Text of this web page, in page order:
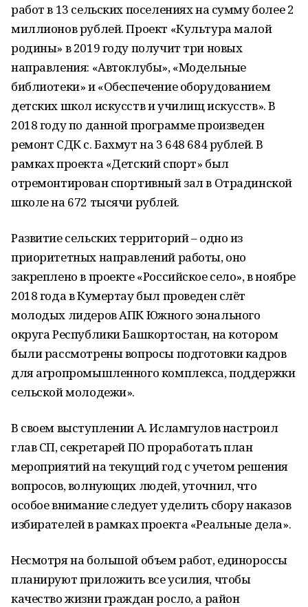
работ в 13 сельских поселениях на сумму более 2
миллионов рублей. Проект «Культура малой
родины» в 2019 году получит три новых
направления: «Автоклубы», «Модельные
библиотеки» и «Обеспечение оборудованием
детских школ искусств и училищ искусств». В
2018 году по данной программе произведен
ремонт СДК с. Бахмут на 3 648 684 рублей. В
рамках проекта «Детский спорт» был
отремонтирован спортивный зал в Отрадинской
школе на 672 тысячи рублей.
Развитие сельских территорий – одно из
приоритетных направлений работы, оно
закреплено в проекте «Российское село», в ноябре
2018 года в Кумертау был проведен слёт
молодых лидеров АПК Южного зонального
округа Республики Башкортостан, на котором
были рассмотрены вопросы подготовки кадров
для агропромышленного комплекса, поддержки
сельской молодежи».
В своем выступлении А. Исламгулов настроил
глав СП, секретарей ПО проработать план
мероприятий на текущий год с учетом решения
вопросов, волнующих людей, уточнил, что
особое внимание следует уделить сбору наказов
избирателей в рамках проекта «Реальные дела».
Несмотря на большой объем работ, единороссы
планируют приложить все усилия, чтобы
качество жизни граждан росло, а район